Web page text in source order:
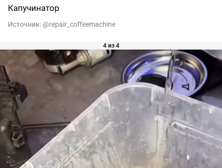
Капучинатор
Источник: @repair_coffeemachine
4 из 4